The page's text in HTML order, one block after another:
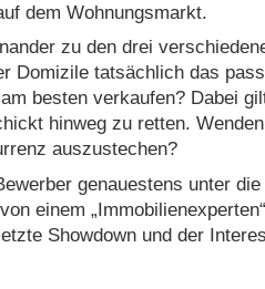
dem Wohnungsmarkt.
zu den drei
Domizile tatsächlich das
besten verkaufen? Dabei
hinweg zu retten.
auszustechen?
genauestens unter
einem
Showdown und der